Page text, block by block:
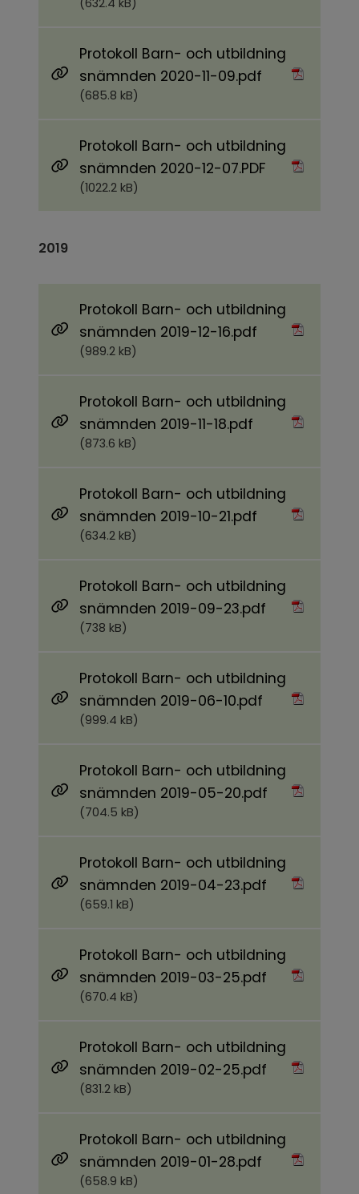
(632.4 kB)
Protokoll Barn- och utbildning
snämnden 2020-11-09.pdf Pdf, 685.8 kB.
(685.8 kB)
Protokoll Barn- och utbildning
snämnden 2020-12-07.PDF Pdf, 1022.2 kB.
(1022.2 kB)
2019
Protokoll Barn- och utbildning
snämnden 2019-12-16.pdf Pdf, 989.2 kB.
(989.2 kB)
Protokoll Barn- och utbildning
snämnden 2019-11-18.pdf Pdf, 873.6 kB.
(873.6 kB)
Protokoll Barn- och utbildning
snämnden 2019-10-21.pdf Pdf, 634.2 kB.
(634.2 kB)
Protokoll Barn- och utbildning
snämnden 2019-09-23.pdf Pdf, 738 kB.
(738 kB)
Protokoll Barn- och utbildning
snämnden 2019-06-10.pdf Pdf, 999.4 kB.
(999.4 kB)
Protokoll Barn- och utbildning
snämnden 2019-05-20.pdf Pdf, 704.5 kB.
(704.5 kB)
Protokoll Barn- och utbildning
snämnden 2019-04-23.pdf Pdf, 659.1 kB.
(659.1 kB)
Protokoll Barn- och utbildning
snämnden 2019-03-25.pdf Pdf, 670.4 kB.
(670.4 kB)
Protokoll Barn- och utbildning
snämnden 2019-02-25.pdf Pdf, 831.2 kB.
(831.2 kB)
Protokoll Barn- och utbildning
snämnden 2019-01-28.pdf Pdf, 658.9 kB.
(658.9 kB)